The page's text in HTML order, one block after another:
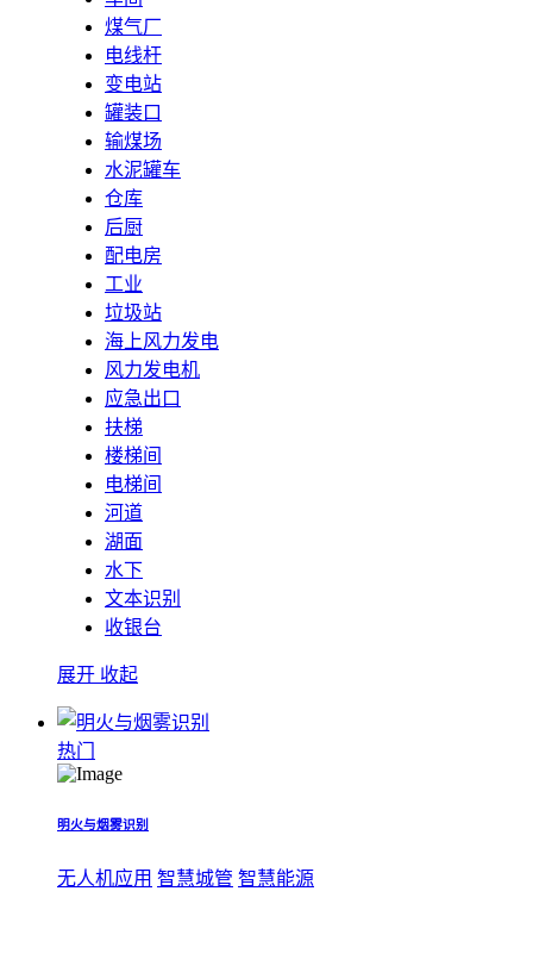
煤气厂
电线杆
变电站
罐装口
输煤场
水泥罐车
仓库
后厨
配电房
工业
垃圾站
海上风力发电
风力发电机
应急出口
扶梯
楼梯间
电梯间
河道
湖面
水下
文本识别
收银台
展开 收起
热门
明火与烟雾识别
无人机应用 智慧城管 智慧能源